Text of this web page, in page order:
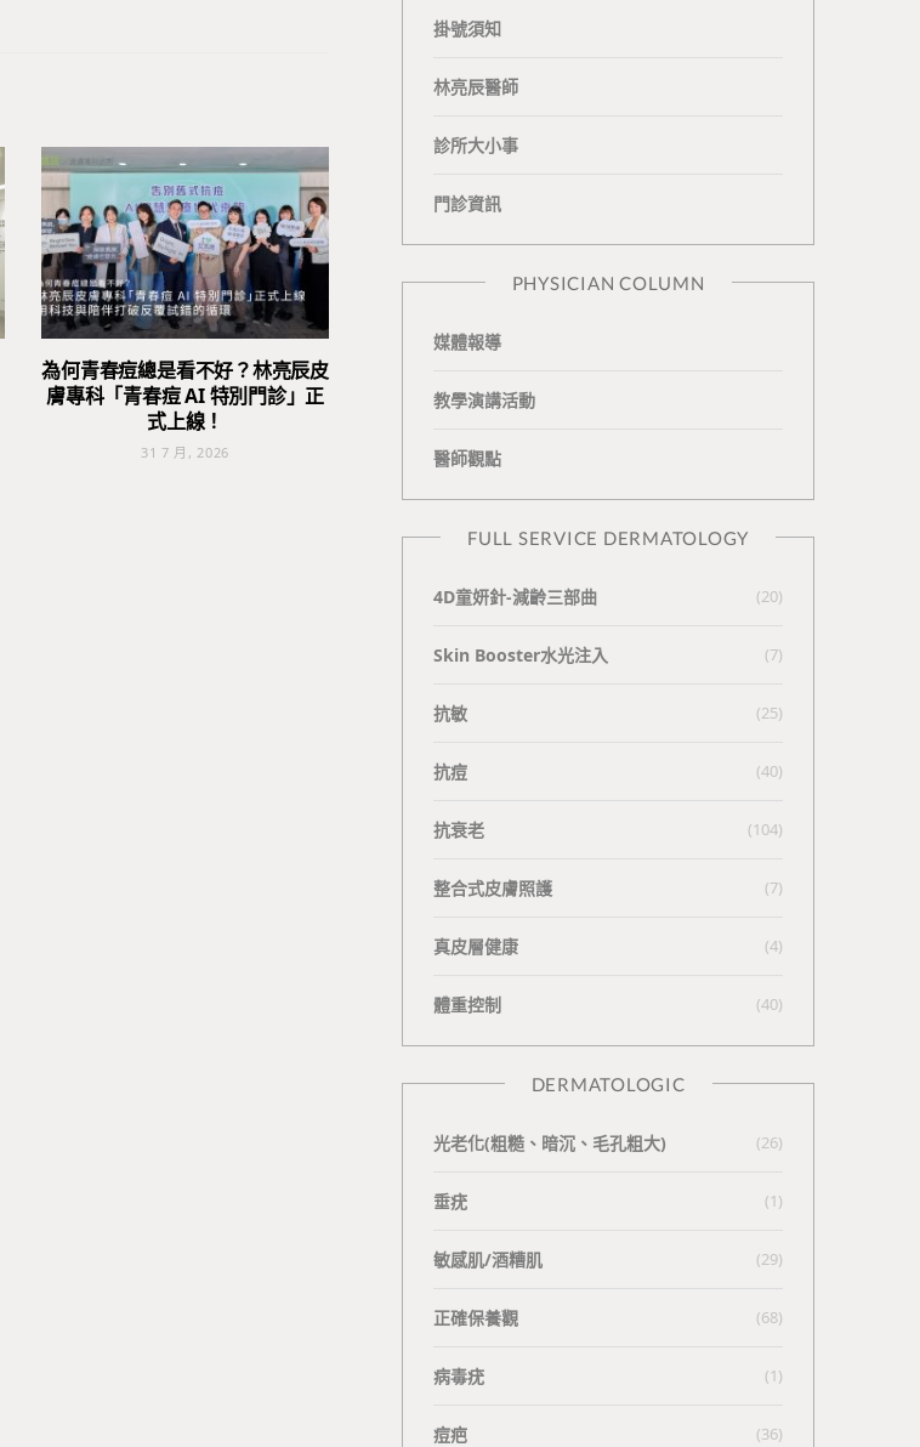
為何青春痘總是看不好？林亮辰皮
膚專科「青春痘 AI 特別門診」正
式上線！
31 7 月, 2026
e
b
k
n
e
掛號須知
林亮辰醫師
診所大小事
門診資訊
PHYSICIAN COLUMN
媒體報導
教學演講活動
醫師觀點
FULL SERVICE DERMATOLOGY
4D童妍針-減齡三部曲 (20)
Skin Booster水光注入 (7)
抗敏 (25)
抗痘 (40)
抗衰老 (104)
整合式皮膚照護 (7)
真皮層健康 (4)
體重控制 (40)
DERMATOLOGIC
光老化(粗糙、暗沉、毛孔粗大) (26)
垂疣 (1)
敏感肌/酒糟肌 (29)
正確保養觀 (68)
病毒疣 (1)
痘疤 (36)